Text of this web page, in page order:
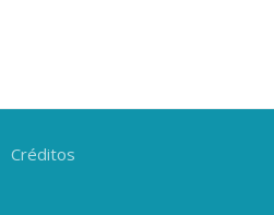
Créditos